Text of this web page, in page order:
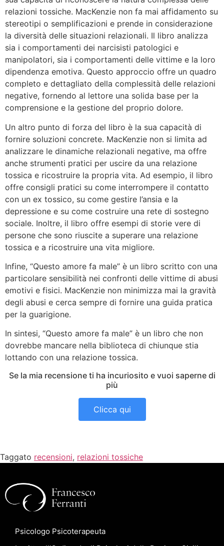
relazioni tossiche. MacKenzie non fa mai affidamento su
stereotipi o semplificazioni e prende in considerazione
la diversità delle situazioni relazionali. Il libro analizza
sia i comportamenti dei narcisisti patologici e
manipolatori, sia i comportamenti delle vittime e la loro
dipendenza emotiva. Questo approccio offre un quadro
completo e dettagliato della complessità delle relazioni
negative, fornendo al lettore una solida base per la
comprensione e la gestione del proprio dolore.
Un altro punto di forza del libro è la sua capacità di
fornire soluzioni concrete. MacKenzie non si limita ad
analizzare le dinamiche relazionali negative, ma offre
anche strumenti pratici per uscire da una relazione
tossica e ricostruire la propria vita. Ad esempio, il libro
offre consigli pratici su come interrompere il contatto
con un ex tossico, su come gestire l’ansia e la
depressione e su come costruire una rete di sostegno
sociale. Inoltre, il libro offre esempi di storie vere di
persone che sono riuscite a superare una relazione
tossica e a ricostruire una vita migliore.
Infine, “Questo amore fa male” è un libro scritto con una
particolare sensibilità nei confronti delle vittime di abusi
emotivi e fisici. MacKenzie non minimizza mai la gravità
degli abusi e cerca sempre di fornire una guida pratica
per la guarigione.
In sintesi, “Questo amore fa male” è un libro che non
dovrebbe mancare nella biblioteca di chiunque stia
lottando con una relazione tossica.
Se la mia recensione ti ha incuriosito e vuoi saperne di
più
Clicca qui
Taggato recensioni, relazioni tossiche
Psicologo Psicoterapeuta